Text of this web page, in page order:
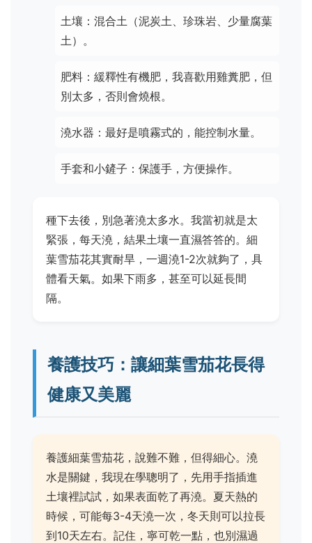
土壤：混合土（泥炭土、珍珠岩、少量腐葉
土）。
肥料：緩釋性有機肥，我喜歡用雞糞肥，但
別太多，否則會燒根。
澆水器：最好是噴霧式的，能控制水量。
手套和小鏟子：保護手，方便操作。
種下去後，別急著澆太多水。我當初就是太
緊張，每天澆，結果土壤一直濕答答的。細
葉雪茄花其實耐旱，一週澆1-2次就夠了，具
體看天氣。如果下雨多，甚至可以延長間
隔。
養護技巧：讓細葉雪茄花長得
健康又美麗
養護細葉雪茄花，說難不難，但得細心。澆
水是關鍵，我現在學聰明了，先用手指插進
土壤裡試試，如果表面乾了再澆。夏天熱的
時候，可能每3-4天澆一次，冬天則可以拉長
到10天左右。記住，寧可乾一點，也別濕過